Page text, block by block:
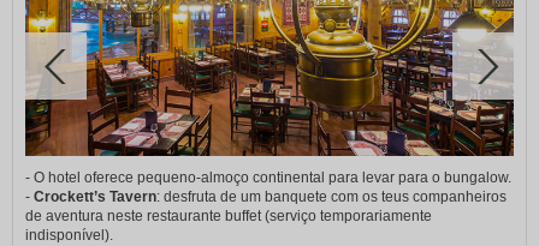
- O hotel oferece pequeno-almoço continental para levar para o bungalow.
- Crockett’s Tavern: desfruta de um banquete com os teus companheiros
de aventura neste restaurante buffet (serviço temporariamente
indisponível).